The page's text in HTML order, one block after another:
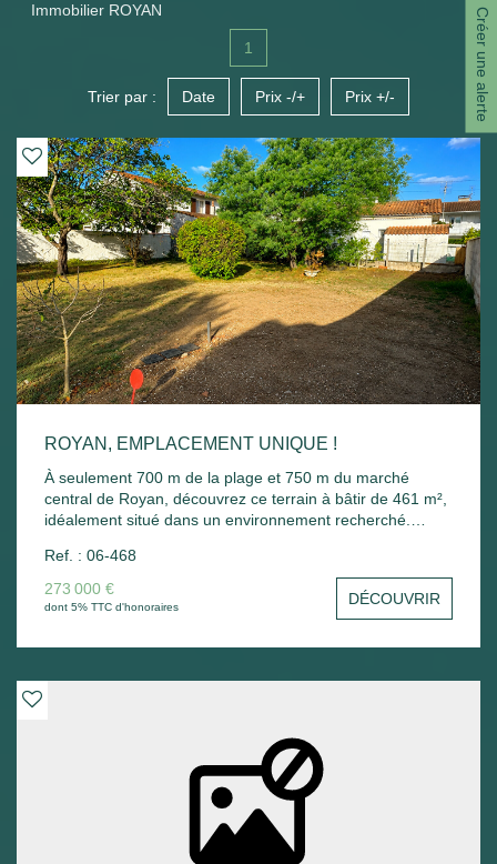
Immobilier ROYAN Créer une alerte
1
Trier par : Date Prix -/+ Prix +/-
ROYAN, EMPLACEMENT UNIQUE !
À seulement 700 m de la plage et 750 m du marché
central de Royan, découvrez ce terrain à bâtir de 461 m²,
idéalement situé dans un environnement recherché.
deux autres propriétés, il offre un cadre préservé. -Terrain
viabilisé ; -Clos sur trois côtés ; -Emprise au sol de 25 %,
permettant un beau projet de construction ; -Construction
votre projet de vie à proximité immédiate des commerces
Ref. : 06-468
273 000 €
dont 5% TTC d'honoraires DÉCOUVRIR